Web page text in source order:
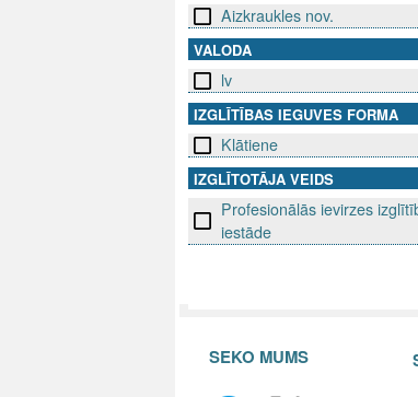
Aizkraukles nov.
VALODA
lv
IZGLĪTĪBAS IEGUVES FORMA
Klātiene
IZGLĪTOTĀJA VEIDS
Profesionālās ievirzes
iestāde
SEKO MUMS